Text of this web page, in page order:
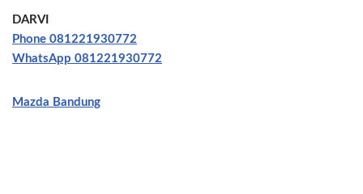
DARVI
Phone 081221930772
WhatsApp 081221930772
Mazda Bandung